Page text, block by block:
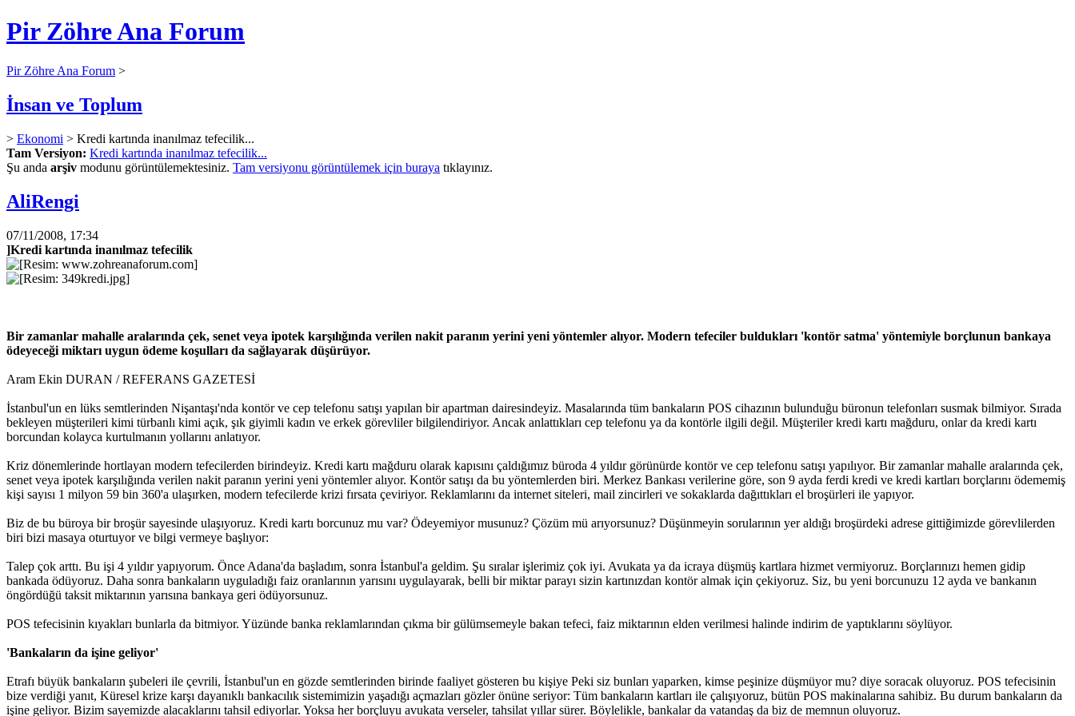
Pir Zöhre Ana Forum
Pir Zöhre Ana Forum >
İnsan ve Toplum
> Ekonomi > Kredi kartında inanılmaz tefecilik...
Tam Versiyon: Kredi kartında inanılmaz tefecilik...
Şu anda arşiv modunu görüntülemektesiniz. Tam versiyonu görüntülemek için buraya tıklayınız.
AliRengi
07/11/2008, 17:34
]Kredi kartında inanılmaz tefecilik
Bir zamanlar mahalle aralarında çek, senet veya ipotek karşılığında verilen nakit paranın yerini yeni yöntemler alıyor. Modern tefeciler buldukları 'kontör satma' yöntemiyle borçlunun bankaya
ödeyeceği miktarı uygun ödeme koşulları da sağlayarak düşürüyor.
Aram Ekin DURAN / REFERANS GAZETESİ
İstanbul'un en lüks semtlerinden Nişantaşı'nda kontör ve cep telefonu satışı yapılan bir apartman dairesindeyiz. Masalarında tüm bankaların POS cihazının bulunduğu büronun telefonları susmak bilmiyor. Sırada
bekleyen müşterileri kimi türbanlı kimi açık, şık giyimli kadın ve erkek görevliler bilgilendiriyor. Ancak anlattıkları cep telefonu ya da kontörle ilgili değil. Müşteriler kredi kartı mağduru, onlar da kredi kartı
borcundan kolayca kurtulmanın yollarını anlatıyor.
Kriz dönemlerinde hortlayan modern tefecilerden birindeyiz. Kredi kartı mağduru olarak kapısını çaldığımız büroda 4 yıldır görünürde kontör ve cep telefonu satışı yapılıyor. Bir zamanlar mahalle aralarında çek,
senet veya ipotek karşılığında verilen nakit paranın yerini yeni yöntemler alıyor. Kontör satışı da bu yöntemlerden biri. Merkez Bankası verilerine göre, son 9 ayda ferdi kredi ve kredi kartları borçlarını ödememiş
kişi sayısı 1 milyon 59 bin 360'a ulaşırken, modern tefecilerde krizi fırsata çeviriyor. Reklamlarını da internet siteleri, mail zincirleri ve sokaklarda dağıttıkları el broşürleri ile yapıyor.
Biz de bu büroya bir broşür sayesinde ulaşıyoruz. Kredi kartı borcunuz mu var? Ödeyemiyor musunuz? Çözüm mü arıyorsunuz? Düşünmeyin sorularının yer aldığı broşürdeki adrese gittiğimizde görevlilerden
biri bizi masaya oturtuyor ve bilgi vermeye başlıyor:
Talep çok arttı. Bu işi 4 yıldır yapıyorum. Önce Adana'da başladım, sonra İstanbul'a geldim. Şu sıralar işlerimiz çok iyi. Avukata ya da icraya düşmüş kartlara hizmet vermiyoruz. Borçlarınızı hemen gidip
bankada ödüyoruz. Daha sonra bankaların uyguladığı faiz oranlarının yarısını uygulayarak, belli bir miktar parayı sizin kartınızdan kontör almak için çekiyoruz. Siz, bu yeni borcunuzu 12 ayda ve bankanın
öngördüğü taksit miktarının yarısına bankaya geri ödüyorsunuz.
POS tefecisinin kıyakları bunlarla da bitmiyor. Yüzünde banka reklamlarından çıkma bir gülümsemeyle bakan tefeci, faiz miktarının elden verilmesi halinde indirim de yaptıklarını söylüyor.
'Bankaların da işine geliyor'
Etrafı büyük bankaların şubeleri ile çevrili, İstanbul'un en gözde semtlerinden birinde faaliyet gösteren bu kişiye Peki siz bunları yaparken, kimse peşinize düşmüyor mu? diye soracak oluyoruz. POS tefecisinin
bize verdiği yanıt, Küresel krize karşı dayanıklı bankacılık sistemimizin yaşadığı açmazları gözler önüne seriyor: Tüm bankaların kartları ile çalışıyoruz, bütün POS makinalarına sahibiz. Bu durum bankaların da
işine geliyor. Bizim sayemizde alacaklarını tahsil ediyorlar. Yoksa her borçluyu avukata verseler, tahsilat yıllar sürer. Böylelikle, bankalar da vatandaş da biz de memnun oluyoruz.